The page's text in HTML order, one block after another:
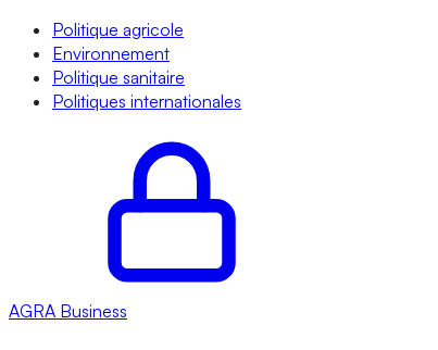
Politique agricole
Environnement
Politique sanitaire
Politiques internationales
AGRA Business